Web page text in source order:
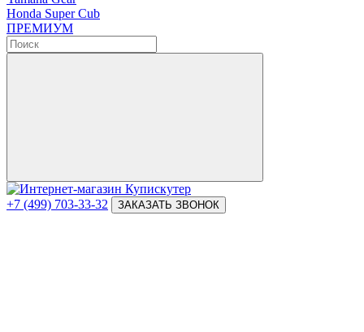
Honda Super Cub
ПРЕМИУМ
+7 (499) 703-33-32 ЗАКАЗАТЬ ЗВОНОК